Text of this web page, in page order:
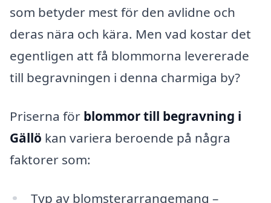
som betyder mest för den avlidne och
deras nära och kära. Men vad kostar det
egentligen att få blommorna levererade
till begravningen i denna charmiga by?
Priserna för blommor till begravning i
Gällö kan variera beroende på några
faktorer som:
Typ av blomsterarrangemang –